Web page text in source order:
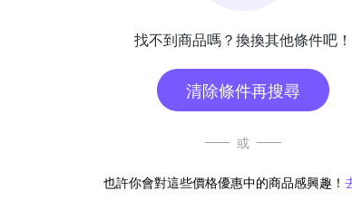
找不到商品嗎？換換其他條件吧！
清除條件再搜尋
或
也許你會對這些價格優惠中的商品感興趣！